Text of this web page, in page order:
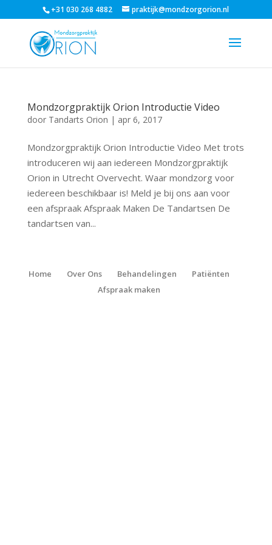
+31 030 268 4882 praktijk@mondzorgorion.nl
Mondzorgpraktijk Orion Introductie Video
door Tandarts Orion | apr 6, 2017
Mondzorgpraktijk Orion Introductie Video Met trots
introduceren wij aan iedereen Mondzorgpraktijk
Orion in Utrecht Overvecht. Waar mondzorg voor
iedereen beschikbaar is! Meld je bij ons aan voor
een afspraak Afspraak Maken De Tandartsen De
tandartsen van...
Home Over Ons Behandelingen
Patiënten
Afspraak maken